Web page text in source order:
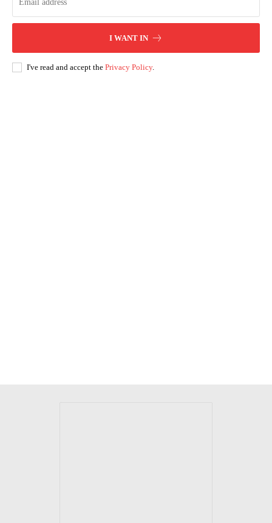
I WANT IN
I've read and accept the Privacy Policy.